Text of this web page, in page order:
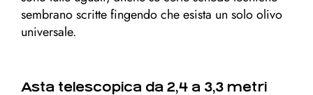
sembrano scritte fingendo che esista un solo olivo
universale.
Asta telescopica da 2,4 a 3,3 metri